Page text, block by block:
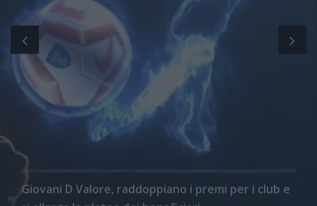
Giovani D Valore, raddoppiano i premi per i club e